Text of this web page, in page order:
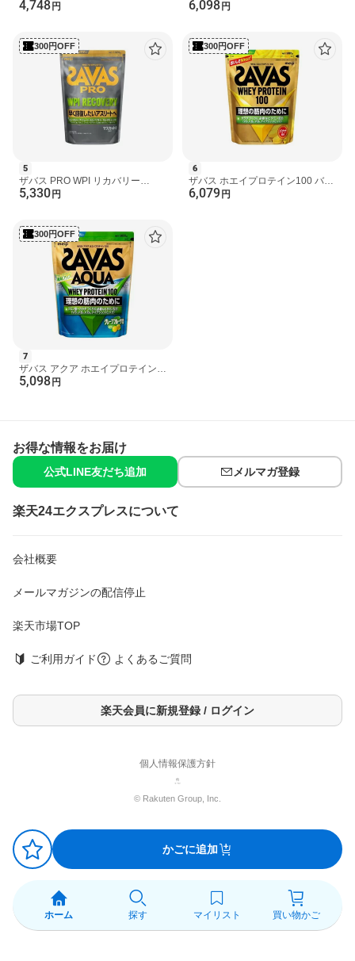
お召し上がりください。
・製品中に色の濃い粒が見えることがあります。これは原材料の
一部で品質には問題ありません
直射日光および高温多湿の場所を避けて保存してください。
品名・名称
プロテインパウダー(粉末たんぱく食品)
原産国
日本
明治
お問い合わせ先
明治 お客様相談センター
0120-858-660
楽天グループ株式会社 電話：050-5444-7654
[プロテイン ザバス(SAVAS)]
foo#251218
ラアイスクリーム風味 980g 【ザ
4,748 円
【ザバス(SAVAS)】
6,098 円
300円OFF
5
ザバス PRO WPI リカバリー
1020g 【ザバス(SAVAS)】
5,330 円
300円OFF
6
ザバス ホエイプロテイン100 バナ
ナ風味 980g 【ザバス(SAVAS)】
6,079 円
300円OFF
7
ザバス アクア ホエイプロテイン
100 グレープフルーツ風味 800g
5,098 円
お得な情報をお届け
公式LINE友だち追加 メルマガ登録
楽天24エクスプレスについて
会社概要
メールマガジンの配信停止
楽天市場TOP
ご利用ガイド よくあるご質問
楽天会員に新規登録 / ログイン
個人情報保護方針
© Rakuten Group, Inc.
かごに追加
ホーム 探す マイリスト 買い物かご